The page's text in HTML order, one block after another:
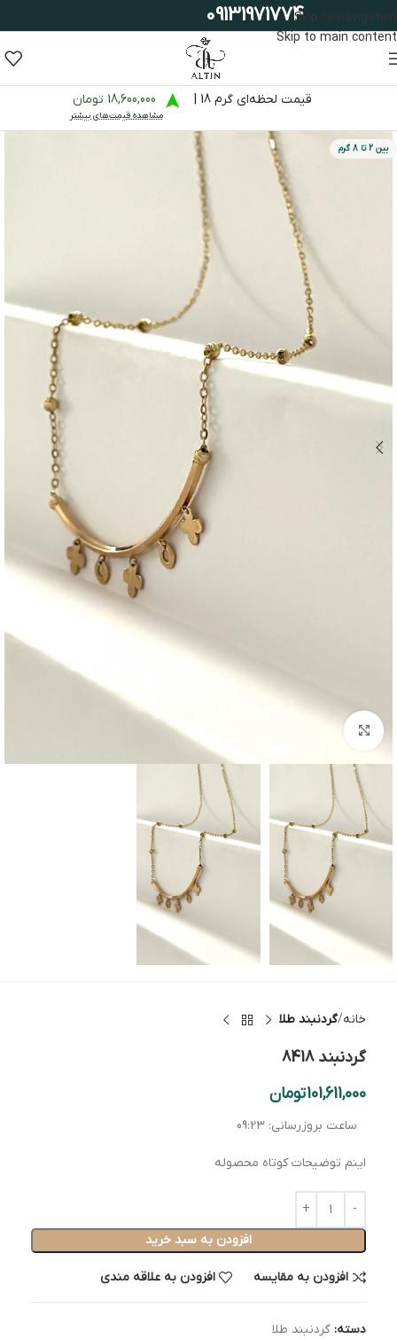
Skip to navigation
Skip to main content
09131971774
قیمت لحظه‌ای گرم 18 | 18,600,000 تومان
مشاهده قیمت‌های بیشتر
بین 2 تا 8 گرم
بزرگنمایی تصویر
خانه گردنبند طلا
گردنبند 8418
101,611,000تومان
ساعت بروزرسانی: 09:23
اینم توضیحات کوتاه محصوله
افزودن به سبد خرید
افزودن به مقایسه افزودن به علاقه مندی
دسته: گردنبند طلا